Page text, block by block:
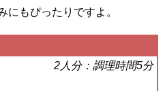
にもぴったりですよ。
2人分：調理時間5分